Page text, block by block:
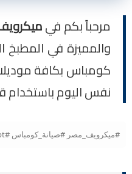
مرحباً بكم في
والمميزة في
كومباس بكافة
نفس اليوم باستخدام
#ميكرويف_مصر #صيانة_كومباس #Compass_Egypt #صيانة_ميكروويف_كومباس #قطع_غيار_كومباس #تصليح_ميكروويف #المركز_الرئيسي #صيانة_منزلية #ميكروويف_Compass